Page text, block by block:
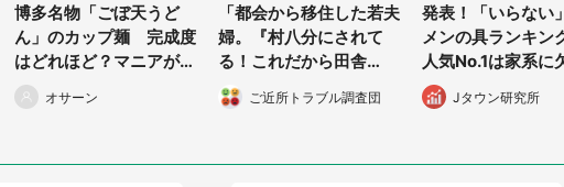
博多名物「ごぼ天うど
ん」のカップ麺 完成度
はどれほど？マニアが徹
底分析
オサーン
「都会から移住した若夫
婦。『村八分にされて
る！これだから田舎
は！』と主張するけど、
おかしいのは...」（兵庫
ご近所トラブル調査団
発表！「いらない
メンの具ランキン
人気No.1は家系に
ないアレ
Jタウン研究所